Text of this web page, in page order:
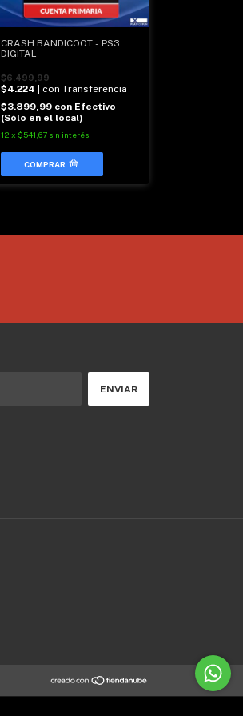
CRASH BANDICOOT - PS3
DIGITAL
$6.499,99
$4.224 | con Transferencia
$3.899,99 con Efectivo
(Sólo en el local)
12 x $541,67 sin interés